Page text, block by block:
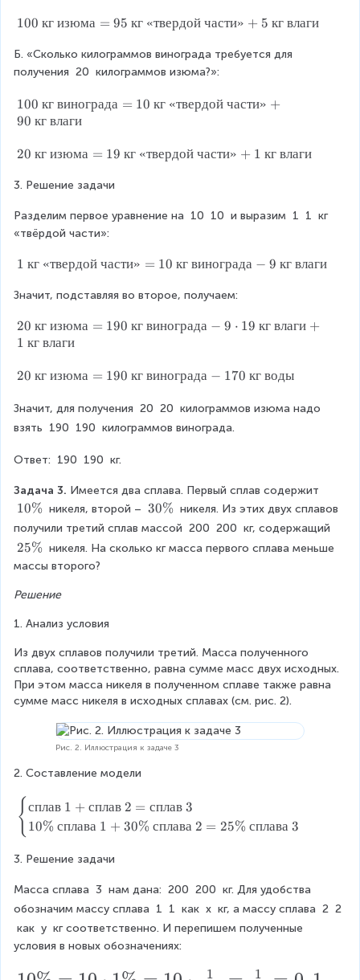
0
}
0
Б
=
0
0
0
0
0
}
=
\f
r
c
{
x
}
{
\
0
0
0
0
0
0
\
R
ig
h
t
o
w
x
3
0
\
0
0
0
\
{
р
у
\
к
г
\
{
и
о
р
а
а
=
0
\
к
}
\
«
в
е
д
о
й
ч
с
т
и
»
}
{
г
}
\
{
л
а
}
1
0
\
к
г
\
и
ю
м
}
9
\
{
г
\
{
т
е
р
й
\
а
и
»
}
+
г
}
\
л
г
и
}
100 кг изюма = 95 кг «твердой части» + 5 кг влаги
Б. «Сколько килограммов винограда требуется для
получения 20 килограммов изюма?»:
1
0
\
к
}
\
в
н
г
р
д
}
=
0
{
к
г
}
\
{
«
т
р
д
о
й
т
и
»
9
\
{
к
г
\
100 кг винограда = 10 кг «твердой части» +
90 кг влаги
2
\
к
г
\
и
ю
м
}
1
9
{
г
}
\
{
«
т
в
о
й
\
ч
и
»
}
+
1
{
г
}
\
{
л
20 кг изюма = 19 кг «твердой части» + 1 кг влаги
3. Решение задачи
Разделим первое уравнение на 10 10 и выразим 1 1 кг
«твёрдой части»:
1
{
г
}
{
т
в
р
о
й
а
с
и
=
1
0
\
\
{
в
о
р
а
д
}
-
1 кг «твердой части» = 10 кг винограда − 9 кг влаги
Значит, подставляя во второе, получаем:
2
0
{
г
}
{
з
ю
а
}
=
9
\
{
к
г
}
\
н
г
р
а
д
}
-
\
c
d
20 кг изюма = 190 кг винограда − 9 ⋅ 19 кг влаги +
1 кг влаги
2
\
{
г
\
{
з
ю
м
}
9
0
\
{
{
в
и
н
г
а
д
а
-
1
20 кг изюма = 190 кг винограда − 170 кг воды
Значит, для получения 20 20 килограммов изюма надо
взять 190 190 килограммов винограда.
Ответ: 190 190 кг.
Задача 3. Имеется два сплава. Первый сплав содержит
1
0
\
%
10% никеля, второй – 3
0
%
30% нике­ля. Из этих двух сплавов
получили третий сплав массой 200 200 кг, содержащий
2
5
%
25% никеля. На сколько кг масса первого сплава меньше
массы второго?
Решение
1. Анализ условия
Из двух сплавов получили третий. Масса полученного
сплава, соответственно, равна сумме масс двух исходных.
При этом масса никеля в полученном сплаве также равна
сумме масс никеля в исходных сплавах (см. рис. 2).
Рис. 2. Иллюстрация к задаче 3
2. Составление модели
\
b
e
gi
{
a
s
e
{ сплав 1 + сплав 2 = сплав 3
10% сплава 1 + 30% сплава 2 = 25% сплава 3
3. Решение задачи
Масса сплава 3 нам дана: 200 200 кг. Для удобства
обозначим массу сплава 1 1 как x кг, а массу сплава 2 2
как y кг соответственно. И перепишем полученные
условия в новых обозначениях:
1 1